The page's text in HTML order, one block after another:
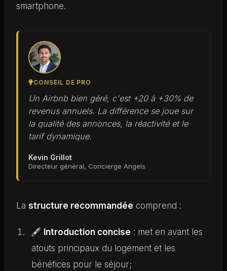
smartphone.
CONSEIL DE PRO
Un Airbnb bien géré, c'est +20 à +30% de
revenus annuels. La différence se joue sur
la qualité des annonces, la réactivité et le
tarif dynamique.
Kevin Grillot
Directeur général, Concierge Angels
La structure recommandée comprend :
🖋️ Introduction concise : met en avant les
atouts principaux du logement et les
bénéfices pour le séjour;